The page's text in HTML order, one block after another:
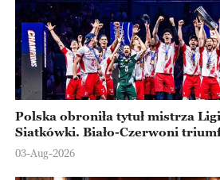
Polska obroniła tytuł mistrza
Siatkówki. Biało-Czerwoni
Ningbo
03-Aug-2026